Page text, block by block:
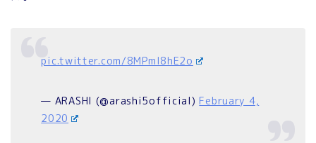
pic.twitter.com/8MPml8hE2o
— ARASHI (@arashi5official)February 4,
2020